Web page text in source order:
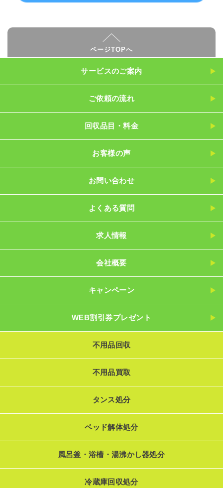
ページTOPへ
サービスのご案内
ご依頼の流れ
回収品目・料金
お客様の声
お問い合わせ
よくある質問
求人情報
会社概要
キャンペーン
WEB割引券プレゼント
不用品回収
不用品買取
タンス処分
ベッド解体処分
風呂釜・浴槽・湯沸かし器処分
冷蔵庫回収処分